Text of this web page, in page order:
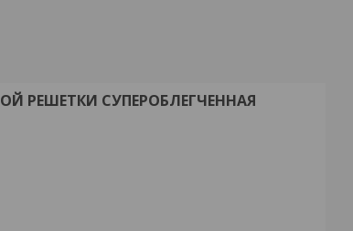
РЕШЕТКИ СУПЕРОБЛЕГЧЕННАЯ